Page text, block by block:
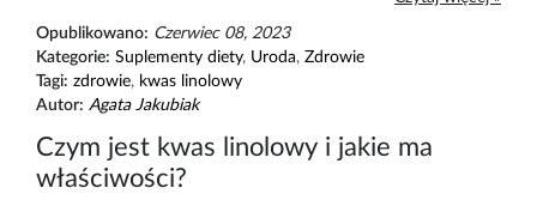
Opublikowano: Czerwiec 08, 2023
Kategorie: Suplementy diety, Uroda, Zdrowie
Tagi: zdrowie, kwas linolowy
Autor: Agata Jakubiak
Czym jest kwas linolowy i jakie ma
właściwości?